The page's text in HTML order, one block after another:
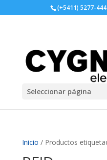
(+5411) 5277-
Seleccionar página
Inicio / Productos